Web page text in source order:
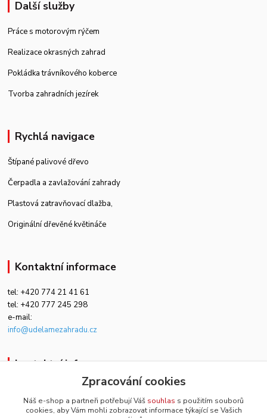
Další služby
Práce s motorovým rýčem
Realizace okrasných zahrad
Pokládka trávníkového koberce
Tvorba zahradních jezírek
Rychlá navigace
Štípané palivové dřevo
Čerpadla a zavlažování zahrady
Plastová zatravňovací dlažba,
Originální dřevěné květináče
Kontaktní informace
tel: +420 774 21 41 61
tel: +420 777 245 298
e-mail:
info@udelamezahradu.cz
kontaktní informace
+420 774 21 41 61
Zpracování cookies
Náš e-shop a partneři potřebují Váš souhlas s použitím souborů
cookies, aby Vám mohli zobrazovat informace týkající se Vašich